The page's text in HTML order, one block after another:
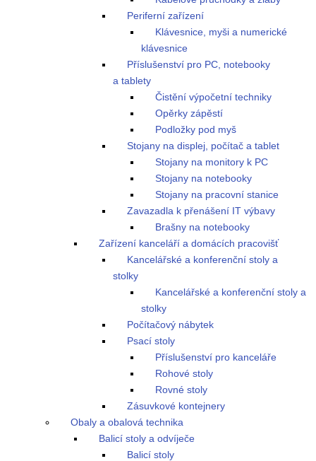
Periferní zařízení
Klávesnice, myši a numerické
klávesnice
Příslušenství pro PC, notebooky
a tablety
Čistění výpočetní techniky
Opěrky zápěstí
Podložky pod myš
Stojany na displej, počítač a tablet
Stojany na monitory k PC
Stojany na notebooky
Stojany na pracovní stanice
Zavazadla k přenášení IT výbavy
Brašny na notebooky
Zařízení kanceláří a domácích pracovišť
Kancelářské a konferenční stoly a
stolky
Kancelářské a konferenční stoly a
stolky
Počítačový nábytek
Psací stoly
Příslušenství pro kanceláře
Rohové stoly
Rovné stoly
Zásuvkové kontejnery
Obaly a obalová technika
Balicí stoly a odvíječe
Balicí stoly